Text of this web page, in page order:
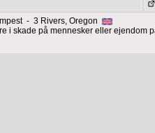
- 3 Rivers, Oregon
i skade på mennesker eller ejendom